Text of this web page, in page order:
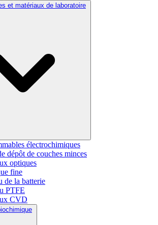
et matériaux de laboratoire
électrochimiques
dépôt de couches minces
optiques
fine
de la batterie
PTFE
CVD